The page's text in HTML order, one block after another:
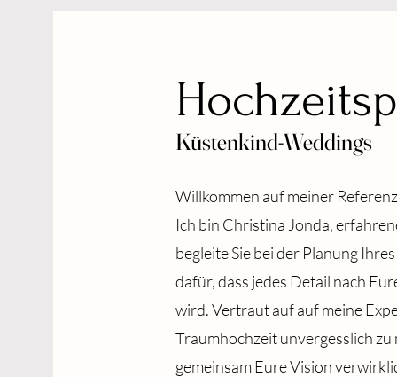
Küstenkind-Weddings
Willkommen auf meiner
Ich bin Christina Jonda,
begleite Sie bei der Planung
dafür, dass jedes Detail nach
wird. Vertraut auf auf meine
Traumhochzeit unvergesslich zu
gemeinsam Eure Vision